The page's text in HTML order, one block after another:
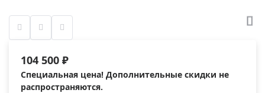
104 500 ₽
Специальная цена! Дополнительные скидки не
распространяются.